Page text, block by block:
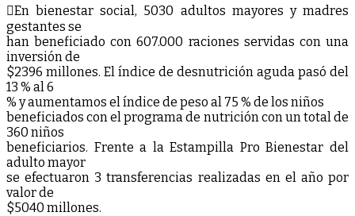
En bienestar social, 5030 adultos mayores y madres
gestantes se
han beneficiado con 607.000 raciones servidas con una
inversión de
$2396 millones. El índice de desnutrición aguda pasó del
13 % al 6
% y aumentamos el índice de peso al 75 % de los niños
beneficiados con el programa de nutrición con un total de
360 niños
beneficiarios. Frente a la Estampilla Pro Bienestar del
adulto mayor
se efectuaron 3 transferencias realizadas en el año por
valor de
$5040 millones.